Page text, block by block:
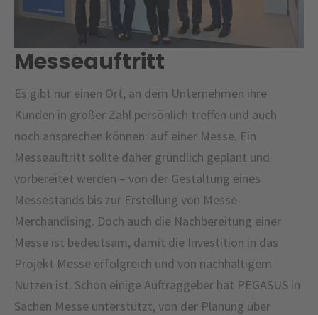
Messeauftritt
Es gibt nur einen Ort, an dem Unternehmen ihre
Kunden in großer Zahl persönlich treffen und auch
noch ansprechen können: auf einer Messe. Ein
Messeauftritt sollte daher gründlich geplant und
vorbereitet werden – von der Gestaltung eines
Messestands bis zur Erstellung von Messe-
Merchandising. Doch auch die Nachbereitung einer
Messe ist bedeutsam, damit die Investition in das
Projekt Messe erfolgreich und von nachhaltigem
Nutzen ist. Schon einige Auftraggeber hat PEGASUS in
Sachen Messe unterstützt, von der Planung über